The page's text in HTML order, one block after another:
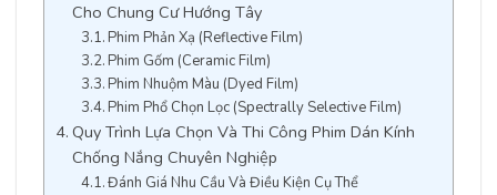
Cho Chung Cư Hướng Tây
Phim Phản Xạ (Reflective Film)
Phim Gốm (Ceramic Film)
Phim Nhuộm Màu (Dyed Film)
Phim Phổ Chọn Lọc (Spectrally Selective Film)
Quy Trình Lựa Chọn Và Thi Công Phim Dán Kính
Chống Nắng Chuyên Nghiệp
Đánh Giá Nhu Cầu Và Điều Kiện Cụ Thể